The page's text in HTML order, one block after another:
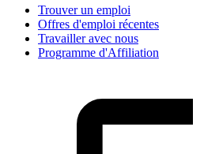
Trouver un emploi
Offres d'emploi récentes
Travailler avec nous
Programme d'Affiliation